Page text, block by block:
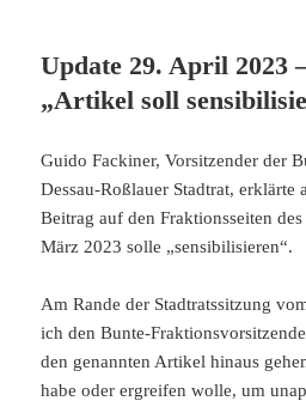
Update 29. April 2023
„Artikel soll
Guido Fackiner, Vorsitzender der
Dessau-Roßlauer Stadtrat, erklärte
Beitrag auf den Fraktionsseiten
März 2023 solle „sensibilisieren“.
Am Rande der Stadtratssitzung
ich den Bunte-
den genannten Artikel hinaus
habe oder ergreifen wolle, um